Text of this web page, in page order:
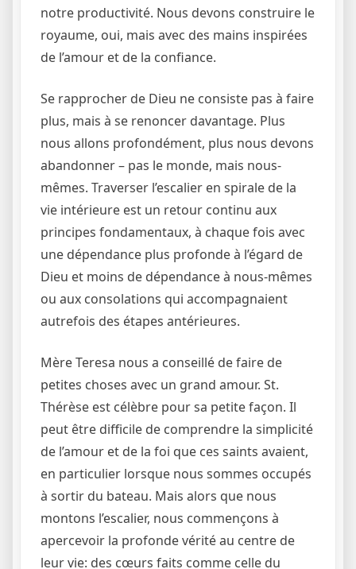
notre productivité. Nous devons construire le
royaume, oui, mais avec des mains inspirées
de l’amour et de la confiance.
Se rapprocher de Dieu ne consiste pas à faire
plus, mais à se renoncer davantage. Plus
nous allons profondément, plus nous devons
abandonner – pas le monde, mais nous-
mêmes. Traverser l’escalier en spirale de la
vie intérieure est un retour continu aux
principes fondamentaux, à chaque fois avec
une dépendance plus profonde à l’égard de
Dieu et moins de dépendance à nous-mêmes
ou aux consolations qui accompagnaient
autrefois des étapes antérieures.
Mère Teresa nous a conseillé de faire de
petites choses avec un grand amour. St.
Thérèse est célèbre pour sa petite façon. Il
peut être difficile de comprendre la simplicité
de l’amour et de la foi que ces saints avaient,
en particulier lorsque nous sommes occupés
à sortir du bateau. Mais alors que nous
montons l’escalier, nous commençons à
apercevoir la profonde vérité au centre de
leur vie: des cœurs faits comme celle du